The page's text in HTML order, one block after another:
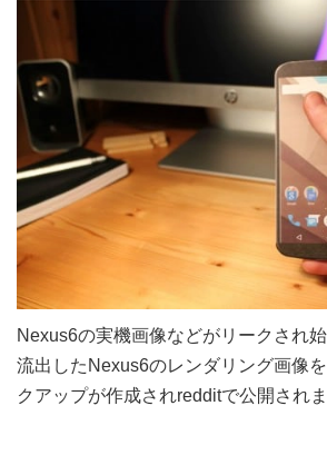
Nexus6の実機画像などがリークされ
流出したNexus6のレンダリング画像
クアップが作成されredditで公開されま